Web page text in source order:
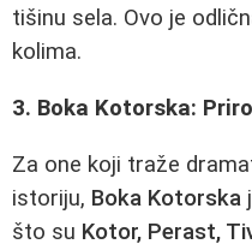
tišinu sela. Ovo je
kolima.
3. Boka Kotorska:
Za one koji traže
istoriju, Boka Kotorska
što su Kotor, Perast,